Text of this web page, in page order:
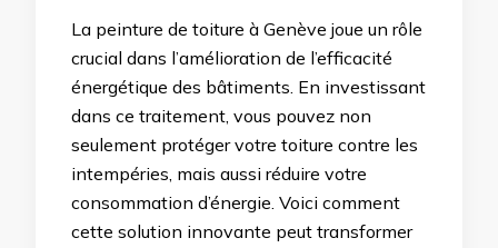
La peinture de toiture à Genève joue un rôle
crucial dans l’amélioration de l’efficacité
énergétique des bâtiments. En investissant
dans ce traitement, vous pouvez non
seulement protéger votre toiture contre les
intempéries, mais aussi réduire votre
consommation d’énergie. Voici comment
cette solution innovante peut transformer